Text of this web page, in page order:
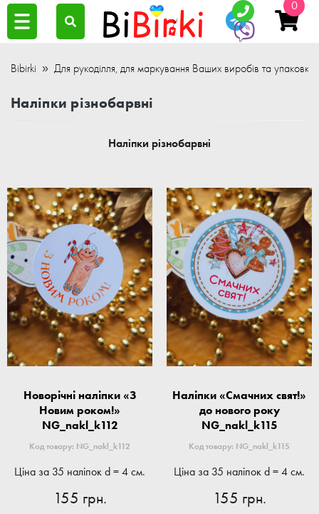
0
Bibirki Для рукоділля, для маркування Ваших виробів та упаковки
Наліпки різнобарвні
Наліпки різнобарвні
Новорічні наліпки «З
Новим роком!»
NG_nakl_k112
Код товару: NG_nakl_k112
Ціна за 35 наліпок d = 4 см.
155 грн.
Наліпки «Смачних свят!»
до нового року
NG_nakl_k115
Код товару: NG_nakl_k115
Ціна за 35 наліпок d = 4 см.
155 грн.